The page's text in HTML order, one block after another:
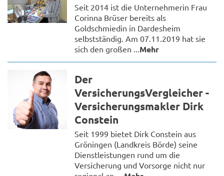
Seit 2014 ist die Unternehmerin Frau
Corinna Brüser bereits als
Goldschmiedin in Dardesheim
selbstständig. Am 07.11.2019 hat sie
sich den großen ... Mehr
Der
VersicherungsVergleicher -
Versicherungsmakler Dirk
Constein
Seit 1999 bietet Dirk Constein aus
Gröningen (Landkreis Börde) seine
Dienstleistungen rund um die
Versicherung und Vorsorge nicht nur